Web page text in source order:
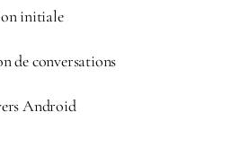
initiale
de conversations
Android